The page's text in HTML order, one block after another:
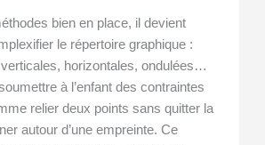
bien en place, il devient
le répertoire graphique :
verticales, horizontales, ondulées…
à l’enfant des contraintes
relier deux points sans quitter la
autour d’une empreinte. Ce